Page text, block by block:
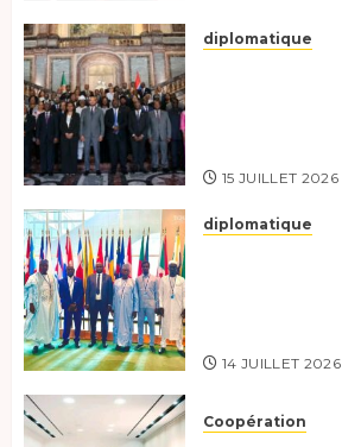
diplomatique
15 JUILLET 2026
diplomatique
14 JUILLET 2026
Coopération